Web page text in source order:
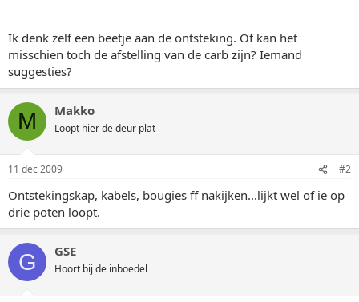
Ik denk zelf een beetje aan de ontsteking. Of kan het
misschien toch de afstelling van de carb zijn? Iemand
suggesties?
M Makko
Loopt hier de deur plat
11 dec 2009 #2
Ontstekingskap, kabels, bougies ff nakijken...lijkt wel of ie op
drie poten loopt.
G GSE
Hoort bij de inboedel